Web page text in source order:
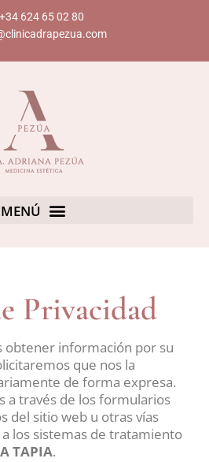
+34 624 65 02 80
Privacidad
obtener información por su
que nos la
de forma expresa.
a través de los formularios
del sitio web u otras vías
los sistemas de tratamiento
TAPIA.